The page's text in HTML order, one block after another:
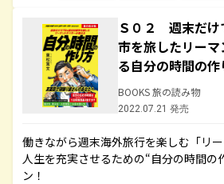
Ｓ０２ 週末だけ
市を旅したリー
る自分の時間の作
BOOKS 旅の読み物
2022.07.21 発売
働きながら週末海外旅行を楽しむ「リー
人生を充実させるための“自分の時間の
ン！